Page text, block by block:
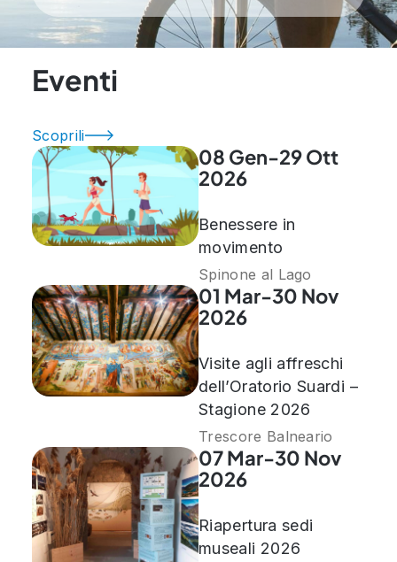
Eventi
Scoprili
08 Gen-29 Ott
2026
Benessere in
movimento
Spinone al Lago
01 Mar-30 Nov
2026
Visite agli affreschi
dell’Oratorio Suardi –
Stagione 2026
Trescore Balneario
07 Mar-30 Nov
2026
Riapertura sedi
museali 2026